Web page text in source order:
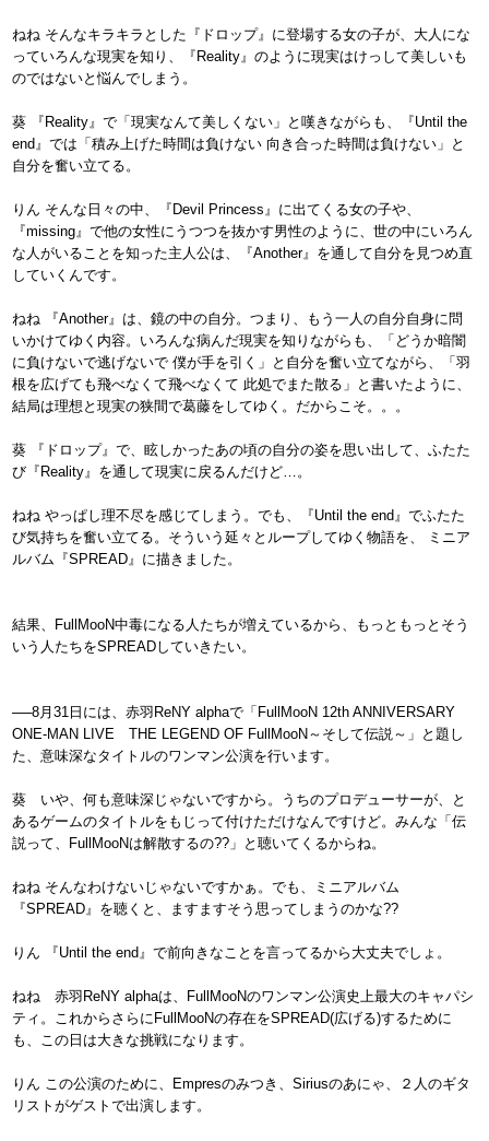
ねね そんなキラキラとした『ドロップ』に登場する女の子が、大人にな
っていろんな現実を知り、『Reality』のように現実はけっして美しいも
のではないと悩んでしまう。
葵 『Reality』で「現実なんて美しくない」と嘆きながらも、『Until the
end』では「積み上げた時間は負けない 向き合った時間は負けない」と
自分を奮い立てる。
りん そんな日々の中、『Devil Princess』に出てくる女の子や、
『missing』で他の女性にうつつを抜かす男性のように、世の中にいろん
な人がいることを知った主人公は、『Another』を通して自分を見つめ直
していくんです。
ねね 『Another』は、鏡の中の自分。つまり、もう一人の自分自身に問
いかけてゆく内容。いろんな病んだ現実を知りながらも、「どうか暗闇
に負けないで逃げないで 僕が手を引く」と自分を奮い立てながら、「羽
根を広げても飛べなくて飛べなくて 此処でまた散る」と書いたように、
結局は理想と現実の狭間で葛藤をしてゆく。だからこそ。。。
葵 『ドロップ』で、眩しかったあの頃の自分の姿を思い出して、ふたた
び『Reality』を通して現実に戻るんだけど…。
ねね やっぱし理不尽を感じてしまう。でも、『Until the end』でふたた
び気持ちを奮い立てる。そういう延々とループしてゆく物語を、 ミニア
ルバム『SPREAD』に描きました。
結果、FullMooN中毒になる人たちが増えているから、もっともっとそう
いう人たちをSPREADしていきたい。
──8月31日には、赤羽ReNY alphaで「FullMooN 12th ANNIVERSARY
ONE-MAN LIVE THE LEGEND OF FullMooN～そして伝説～」と題し
た、意味深なタイトルのワンマン公演を行います。
葵 いや、何も意味深じゃないですから。うちのプロデューサーが、と
あるゲームのタイトルをもじって付けただけなんですけど。みんな「伝
説って、FullMooNは解散するの??」と聴いてくるからね。
ねね そんなわけないじゃないですかぁ。でも、ミニアルバム
『SPREAD』を聴くと、ますますそう思ってしまうのかな??
りん 『Until the end』で前向きなことを言ってるから大丈夫でしょ。
ねね 赤羽ReNY alphaは、FullMooNのワンマン公演史上最大のキャパシ
ティ。これからさらにFullMooNの存在をSPREAD(広げる)するために
も、この日は大きな挑戦になります。
りん この公演のために、Empresのみつき、Siriusのあにゃ、２人のギタ
リストがゲストで出演します。